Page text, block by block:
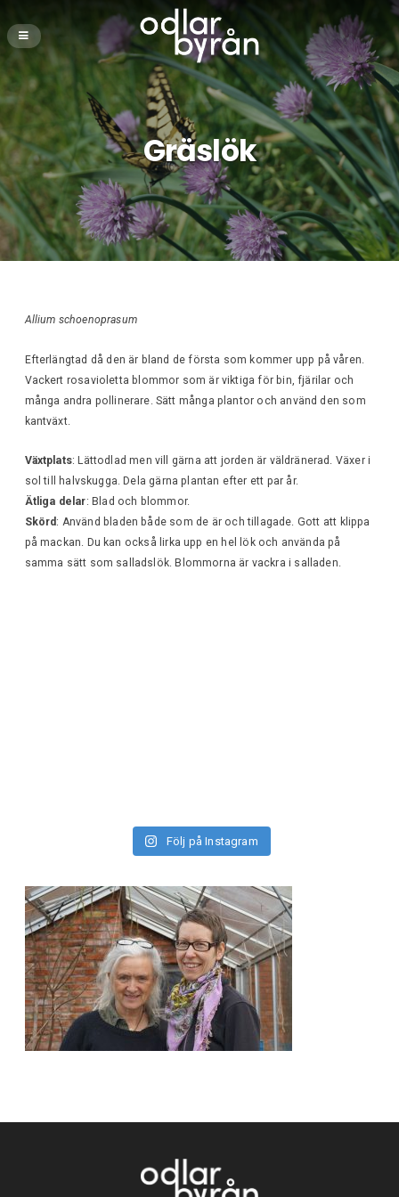
Gräslök
Allium schoenoprasum
Efterlängtad då den är bland de första som kommer upp på våren.
Vackert rosavioletta blommor som är viktiga för bin, fjärilar och
många andra pollinerare. Sätt många plantor och använd den som
kantväxt.
Växtplats: Lättodlad men vill gärna att jorden är väldränerad. Växer i
sol till halvskugga. Dela gärna plantan efter ett par år.
Ätliga delar: Blad och blommor.
Skörd : Använd bladen både som de är och tillagade. Gott att klippa
på mackan. Du kan också lirka upp en hel lök och använda på
samma sätt som salladslök. Blommorna är vackra i salladen.
Följ på Instagram